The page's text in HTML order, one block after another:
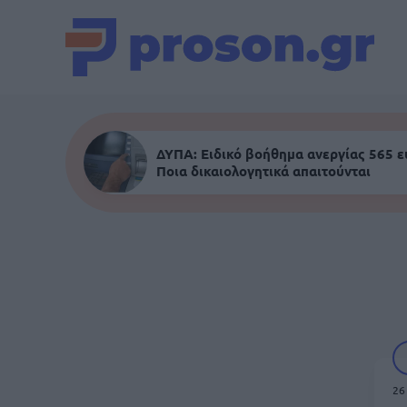
ΔΥΠΑ: Ειδικό βοήθημα ανεργίας 565
Ποια δικαιολογητικά απαιτούνται